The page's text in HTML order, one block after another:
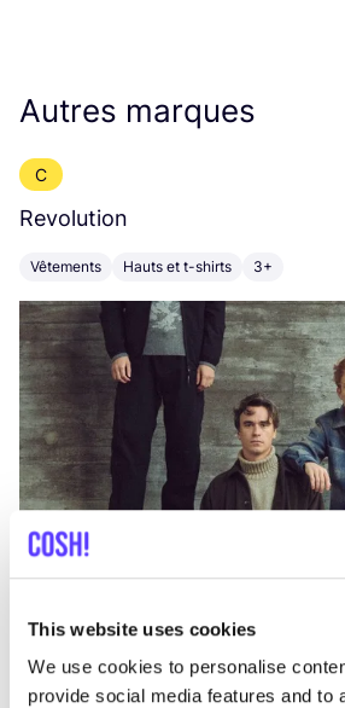
This website uses cookies
We use cookies to personalise
provide social media features and to
Autres marques
C
Revolution
Vêtements Hauts et t-shirts 3+